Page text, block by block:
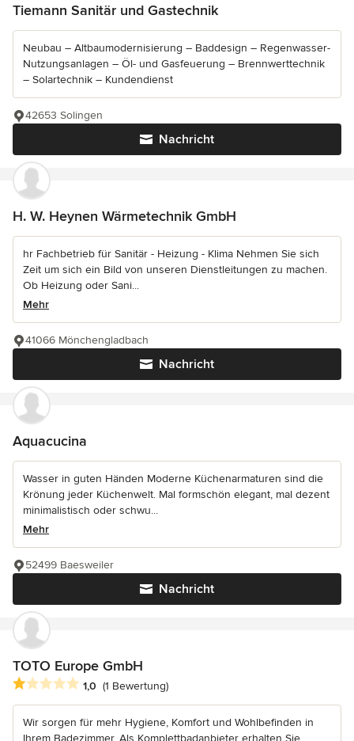
Tiemann Sanitär und Gastechnik
Neubau – Altbaumodernisierung – Baddesign – Regenwasser-
Nutzungsanlagen – Öl- und Gasfeuerung – Brennwerttechnik
– Solartechnik – Kundendienst
Nachricht
42653 Solingen
H. W. Heynen Wärmetechnik GmbH
hr Fachbetrieb für Sanitär - Heizung - Klima Nehmen Sie sich
Zeit um sich ein Bild von unseren Dienstleitungen zu machen.
Ob Heizung oder Sani...
Mehr
Nachricht
41066 Mönchengladbach
Aquacucina
Wasser in guten Händen Moderne Küchenarmaturen sind die
Krönung jeder Küchenwelt. Mal formschön elegant, mal dezent
minimalistisch oder schwu...
Mehr
Nachricht
52499 Baesweiler
TOTO Europe GmbH
Durchschnittliche Bewertung: 1 von 5 Sternen
1,0 (1 Bewertung)
Wir sorgen für mehr Hygiene, Komfort und Wohlbefinden in